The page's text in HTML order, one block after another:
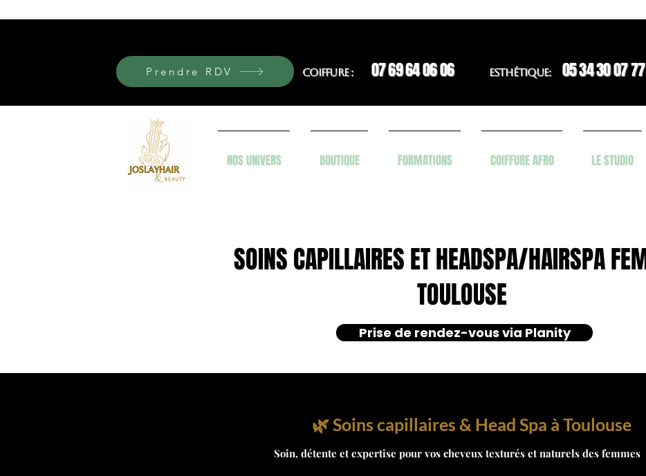
Prendre RDV COIFFURE : 07 69 64 06 06 ESTHÉTIQUE: 05 34 30 07 77
NOS UNIVERS BOUTIQUE FORMATIONS COIFFURE AFRO LE STUDIO
SOINS CAPILLAIRES ET HEADSPA/HAIRSPA
TOULOUSE
Prise de rendez-vous via Planity
🌿 Soins capillaires & Head Spa à Toulouse
Soin, détente et expertise pour vos cheveux texturés et naturels des femmes